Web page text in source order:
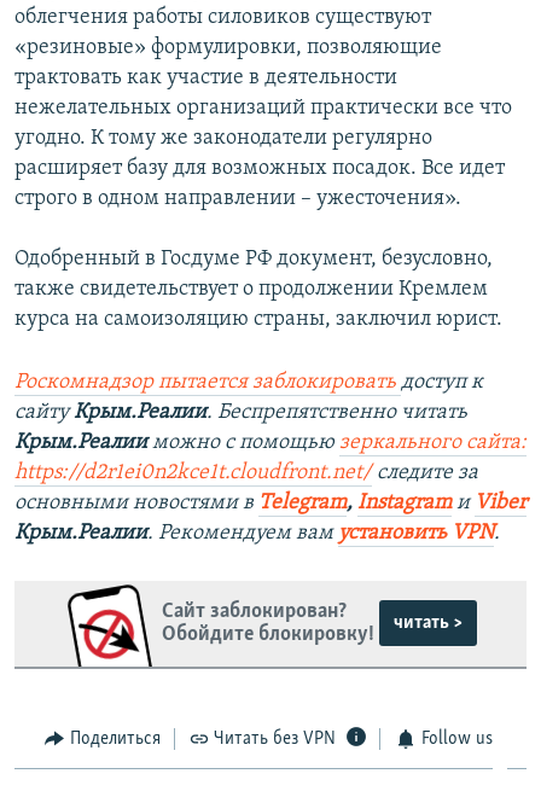
облегчения работы силовиков существуют
«резиновые» формулировки, позволяющие
трактовать как участие в деятельности
нежелательных организаций практически все что
угодно. К тому же законодатели регулярно
расширяет базу для возможных посадок. Все идет
строго в одном направлении – ужесточения».
Одобренный в Госдуме РФ документ, безусловно,
также свидетельствует о продолжении Кремлем
курса на самоизоляцию страны, заключил юрист.
Роскомнадзор пытается заблокировать доступ к
сайтуКрым.Реалии. Беспрепятственно читать
Крым.Реалииможно с помощью зеркального сайта:
https://d2r1ei0n2kce1t.cloudfront.net/следите за
основными новостями в Telegram, Instagramи Viber
Крым.Реалии. Рекомендуем вам установить VPN.
Сайт заблокирован?
Обойдите блокировку!
читать >
Поделиться Читать без VPN Follow us